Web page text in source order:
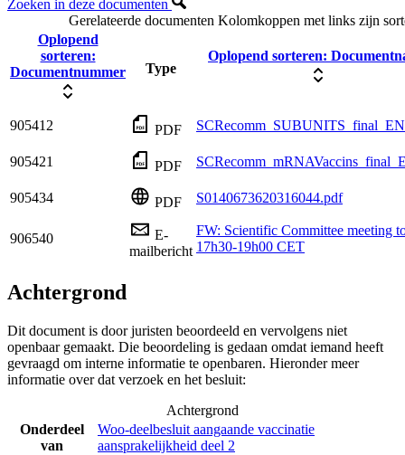
Zoeken in deze documenten
Gerelateerde documenten Kolomkoppen met links zijn
Oplopend
sorteren:
Documentnummer
Type
Oplopend sorteren:
905412 PDF
905421 PDF
905434 PDF S0140673620316044.pdf
906540
E-
mailbericht
FW: Scientific Committee meeting
17h30-19h00 CET
Achtergrond
Dit document is door juristen beoordeeld en vervolgens niet
openbaar gemaakt. Die beoordeling is gedaan omdat iemand heeft
gevraagd om interne informatie te openbaren. Hieronder meer
informatie over dat verzoek en het besluit:
Achtergrond
Onderdeel
van
Woo-deelbesluit aangaande vaccinatie
aansprakelijkheid deel 2